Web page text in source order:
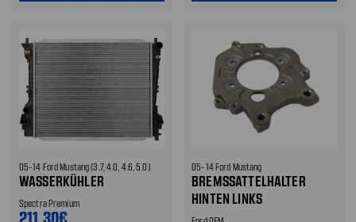
05-14 Ford Mustang (3.7, 4.0, 4.6, 5.0)
WASSERKÜHLER
Spectra Premium
211,30€
05-14 Ford Mustang
BREMSSATTELHALTER
HINTEN LINKS